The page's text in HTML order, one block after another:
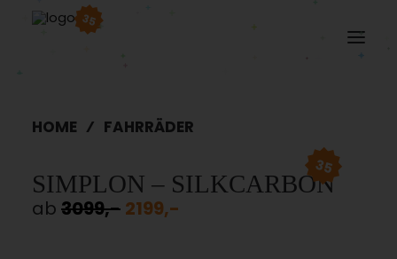
35
HOME FAHRRÄDER
SIMPLON – SILKCARBON
35
ab 3099,- 2199,-